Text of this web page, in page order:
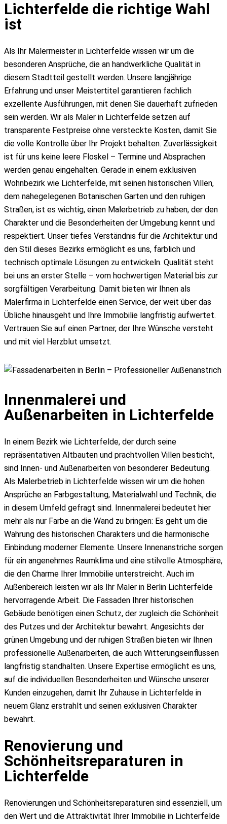
Blog
Lichterfelde die richtige Wahl
ist
Als Ihr Malermeister in Lichterfelde wissen wir um die
besonderen Ansprüche, die an handwerkliche Qualität in
diesem Stadtteil gestellt werden. Unsere langjährige
Erfahrung und unser Meistertitel garantieren fachlich
exzellente Ausführungen, mit denen Sie dauerhaft zufrieden
sein werden. Wir als Maler in Lichterfelde setzen auf
transparente Festpreise ohne versteckte Kosten, damit Sie
die volle Kontrolle über Ihr Projekt behalten. Zuverlässigkeit
ist für uns keine leere Floskel – Termine und Absprachen
werden genau eingehalten. Gerade in einem exklusiven
Wohnbezirk wie Lichterfelde, mit seinen historischen Villen,
dem nahegelegenen Botanischen Garten und den ruhigen
Straßen, ist es wichtig, einen Malerbetrieb zu haben, der den
Charakter und die Besonderheiten der Umgebung kennt und
respektiert. Unser tiefes Verständnis für die Architektur und
den Stil dieses Bezirks ermöglicht es uns, farblich und
technisch optimale Lösungen zu entwickeln. Qualität steht
bei uns an erster Stelle – vom hochwertigen Material bis zur
sorgfältigen Verarbeitung. Damit bieten wir Ihnen als
Malerfirma in Lichterfelde einen Service, der weit über das
Übliche hinausgeht und Ihre Immobilie langfristig aufwertet.
Vertrauen Sie auf einen Partner, der Ihre Wünsche versteht
und mit viel Herzblut umsetzt.
Innenmalerei und
Außenarbeiten in Lichterfelde
In einem Bezirk wie Lichterfelde, der durch seine
repräsentativen Altbauten und prachtvollen Villen besticht,
sind Innen- und Außenarbeiten von besonderer Bedeutung.
Als Malerbetrieb in Lichterfelde wissen wir um die hohen
Ansprüche an Farbgestaltung, Materialwahl und Technik, die
in diesem Umfeld gefragt sind. Innenmalerei bedeutet hier
mehr als nur Farbe an die Wand zu bringen: Es geht um die
Wahrung des historischen Charakters und die harmonische
Einbindung moderner Elemente. Unsere Innenanstriche sorgen
für ein angenehmes Raumklima und eine stilvolle Atmosphäre,
die den Charme Ihrer Immobilie unterstreicht. Auch im
Außenbereich leisten wir als Ihr Maler in Berlin Lichterfelde
hervorragende Arbeit. Die Fassaden Ihrer historischen
Gebäude benötigen einen Schutz, der zugleich die Schönheit
des Putzes und der Architektur bewahrt. Angesichts der
grünen Umgebung und der ruhigen Straßen bieten wir Ihnen
professionelle Außenarbeiten, die auch Witterungseinflüssen
langfristig standhalten. Unsere Expertise ermöglicht es uns,
auf die individuellen Besonderheiten und Wünsche unserer
Kunden einzugehen, damit Ihr Zuhause in Lichterfelde in
neuem Glanz erstrahlt und seinen exklusiven Charakter
bewahrt.
Renovierung und
Schönheitsreparaturen in
Lichterfelde
Renovierungen und Schönheitsreparaturen sind essenziell, um
den Wert und die Attraktivität Ihrer Immobilie in Lichterfelde